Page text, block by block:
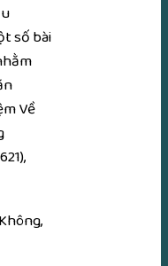
sốbài
Về
,